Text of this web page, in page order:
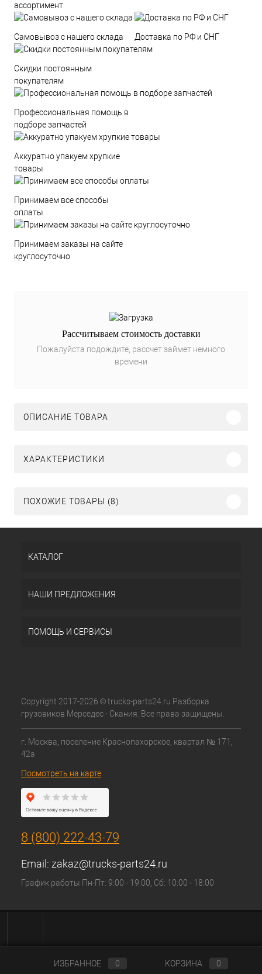
ассортимент
Самовывоз с нашего склада Доставка по РФ и СНГ
Скидки постоянным
покупателям
Профессиональная помощь в
подборе запчастей
Аккуратно упакуем хрупкие
товары
Принимаем все способы
оплаты
Принимаем заказы на сайте
круглосуточно
Рассчитываем стоимость доставки
Пожалуйста подождите, рассчет займет немного
времени
ОПИСАНИЕ ТОВАРА
ХАРАКТЕРИСТИКИ
ПОХОЖИЕ ТОВАРЫ (8)
КАТАЛОГ
НАШИ ПРЕДЛОЖЕНИЯ
ПОМОЩЬ И СЕРВИСЫ
Copyright 2017-2026 © trucks-parts24.ru Разборка
грузовиков Мерседес - Скания. Все права защищены.
г. Москва, поселение Краснопахорское, квартал № 171,
42а
Посмотреть на карте
8 (800) 222-43-79
Email: zakaz@trucks-parts24.ru
График работы Пн-Пт: 9:00 - 19:00, Сб: 10:00 - 18:00
ИЗБРАННОЕ 0 КОРЗИНА 0